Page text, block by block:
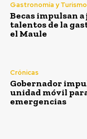
Gastronomía y Turismo
Becas impulsan a
talentos de la
el Maule
Crónicas
Gobernador
unidad móvil
emergencias